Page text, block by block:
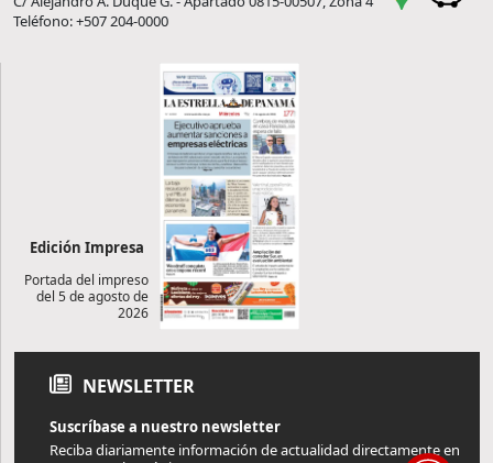
Teléfono: +507 204-0000
Edición Impresa
Portada del impreso
del 5 de agosto de
2026
NEWSLETTER
Suscríbase a nuestro newsletter
Reciba diariamente información de actualidad directamente en